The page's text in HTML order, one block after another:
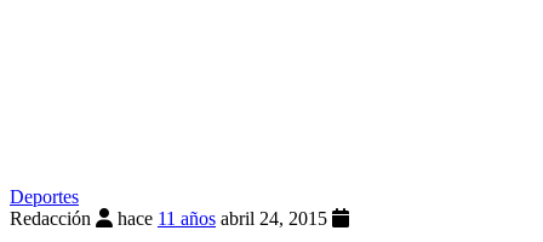
Deportes
Redacción
hace 11 años abril 24, 2015